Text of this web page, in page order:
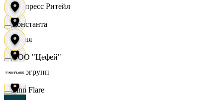
Экспресс Ритейл
Юлия
Яркогрупп
Константа
ООО "Цефей"
Finn Flare